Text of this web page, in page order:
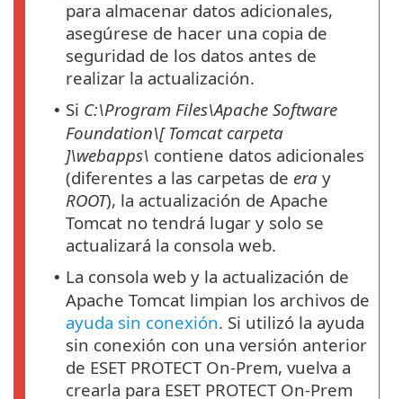
para almacenar datos adicionales,
asegúrese de hacer una copia de
seguridad de los datos antes de
realizar la actualización.
• Si C:\Program Files\Apache Software
Foundation\[ Tomcatcarpeta
]\webapps\ contiene datos adicionales
(diferentes a las carpetas de era y
ROOT), la actualización de Apache
Tomcat no tendrá lugar y solo se
actualizará la consola web.
• La consola web y la actualización de
Apache Tomcat limpian los archivos de
ayuda sin conexión. Si utilizó la ayuda
sin conexión con una versión anterior
de ESET PROTECT On-Prem, vuelva a
crearla para ESET PROTECT On-Prem